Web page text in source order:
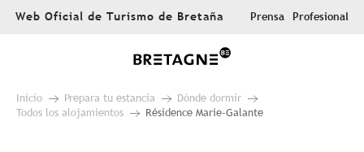
AllerWeb Oficial de Turismo de Bretaña Prensa Profesional
Inicio Prepara tu estancia
Dónde dormir
Todos los alojamientos
Résidence Marie-Galante